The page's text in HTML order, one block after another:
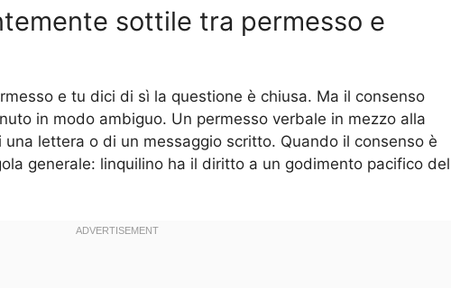
sottile tra permesso e
e tu dici di sì la questione è chiusa. Ma il consenso
in modo ambiguo. Un permesso verbale in mezzo alla
lettera o di un messaggio scritto. Quando il consenso è
generale: linquilino ha il diritto a un godimento pacifico del